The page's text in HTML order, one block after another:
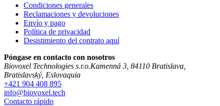
Condiciones generales
Reclamaciones y devoluciones
Envío y pago
Política de privacidad
Desistimiento del contrato aquí
Póngase en contacto con nosotros
Biovoxel Technologies s.r.o.Kamenná 3 84110 Bratislava
Bratislavský Eslovaquia
+421 904 408 895
info@biovoxel.tech
Contacto rápido